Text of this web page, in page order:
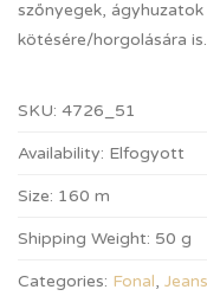
szőnyegek,
kötésére/horgolására is.
SKU: 4726_51
Availability: Elfogyott
Size: 160 m
Shipping Weight: 50 g
Categories: Fonal, Jeans